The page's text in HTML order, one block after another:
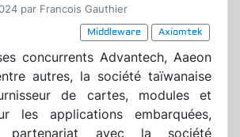
par Francois Gauthier
Middleware
Axiomtek
concurrents Advantech, Aaeon
autres, la société taïwanaise
de cartes, modules et
les applications embarquées,
partenariat avec la société